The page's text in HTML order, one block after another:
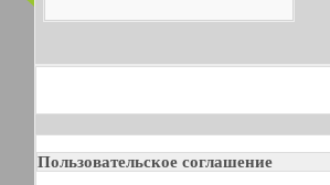
Пользовательское соглашение